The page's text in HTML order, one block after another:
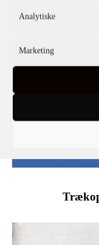
Analytiske
Marketing